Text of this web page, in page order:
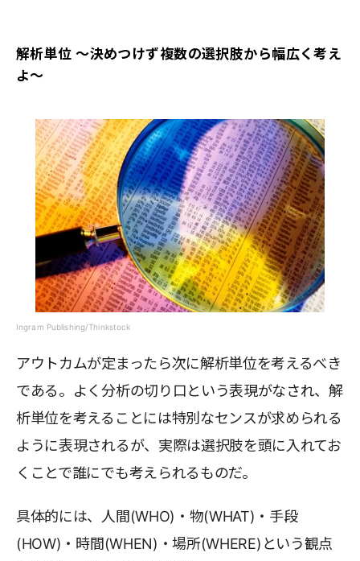
解析単位 ～決めつけず複数の選択肢から幅広く考え
よ～
Ingram Publishing/Thinkstock
アウトカムが定まったら次に解析単位を考えるべき
である。よく分析の切り口という表現がなされ、解
析単位を考えることには特別なセンスが求められる
ように表現されるが、実際は選択肢を頭に入れてお
くことで誰にでも考えられるものだ。
具体的には、人間(WHO)・物(WHAT)・手段
(HOW)・時間(WHEN)・場所(WHERE)という観点